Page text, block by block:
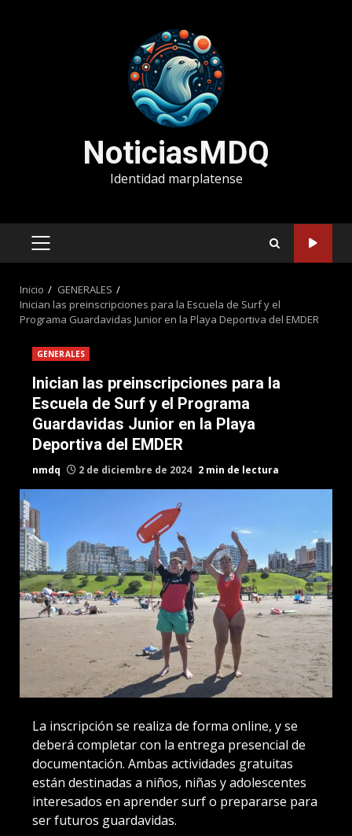
NoticiasMDQ
Identidad marplatense
MENÚ
Inicio
GENERALES
Inician las preinscripciones para la Escuela de Surf y el
Programa Guardavidas Junior en la Playa Deportiva del EMDER
GENERALES
Inician las preinscripciones para la
Escuela de Surf y el Programa
Guardavidas Junior en la Playa
Deportiva del EMDER
nmdq 2 de diciembre de 2024 2 min de lectura
La inscripción se realiza de forma online, y se
deberá completar con la entrega presencial de
documentación. Ambas actividades gratuitas
están destinadas a niños, niñas y adolescentes
interesados en aprender surf o prepararse para
ser futuros guardavidas.